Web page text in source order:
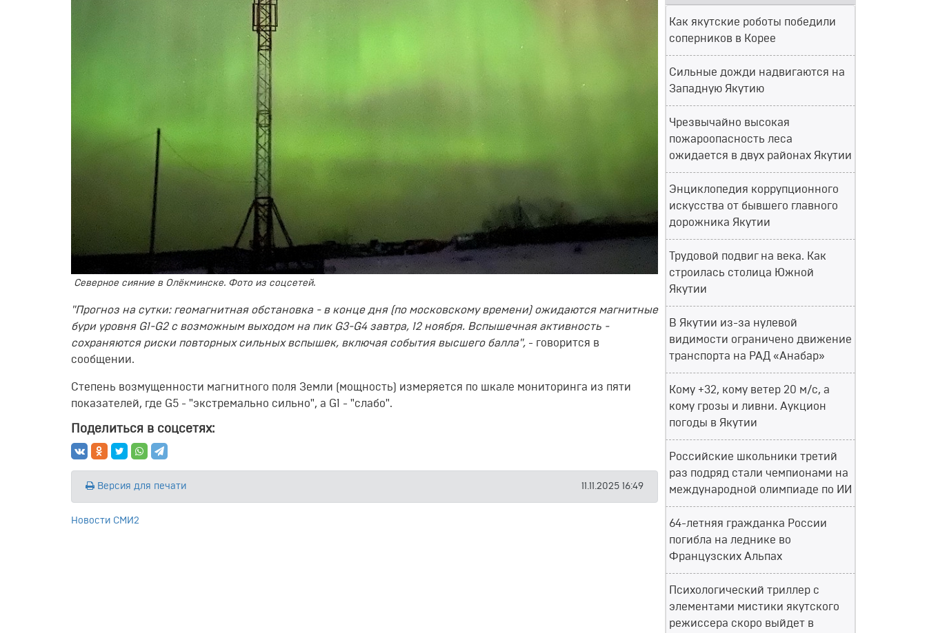
Северное сияние в Олёкминске. Фото из соцсетей.
"Прогноз на сутки: геомагнитная обстановка - в конце дня (по московскому времени) ожидаются магнитные
бури уровня G1-G2 с возможным выходом на пик G3-G4 завтра, 12 ноября. Вспышечная активность -
сохраняются риски повторных сильных вспышек, включая события высшего балла", - говорится в
сообщении.
Степень возмущенности магнитного поля Земли (мощность) измеряется по шкале мониторинга из пяти
показателей, где G5 - "экстремально сильно", а G1 - "слабо".
Поделиться в соцсетях:
Версия для печати 11.11.2025 16:49
Новости СМИ2
Как якутские роботы победили
соперников в Корее
Сильные дожди надвигаются на
Западную Якутию
Чрезвычайно высокая
пожароопасность леса
ожидается в двух районах Якутии
Энциклопедия коррупционного
искусства от бывшего главного
дорожника Якутии
Трудовой подвиг на века. Как
строилась столица Южной
Якутии
В Якутии из-за нулевой
видимости ограничено движение
транспорта на РАД «Анабар»
Кому +32, кому ветер 20 м/с, а
кому грозы и ливни. Аукцион
погоды в Якутии
Российские школьники третий
раз подряд стали чемпионами на
международной олимпиаде по ИИ
64-летняя гражданка России
погибла на леднике во
Французских Альпах
Психологический триллер с
элементами мистики якутского
режиссера скоро выйдет в